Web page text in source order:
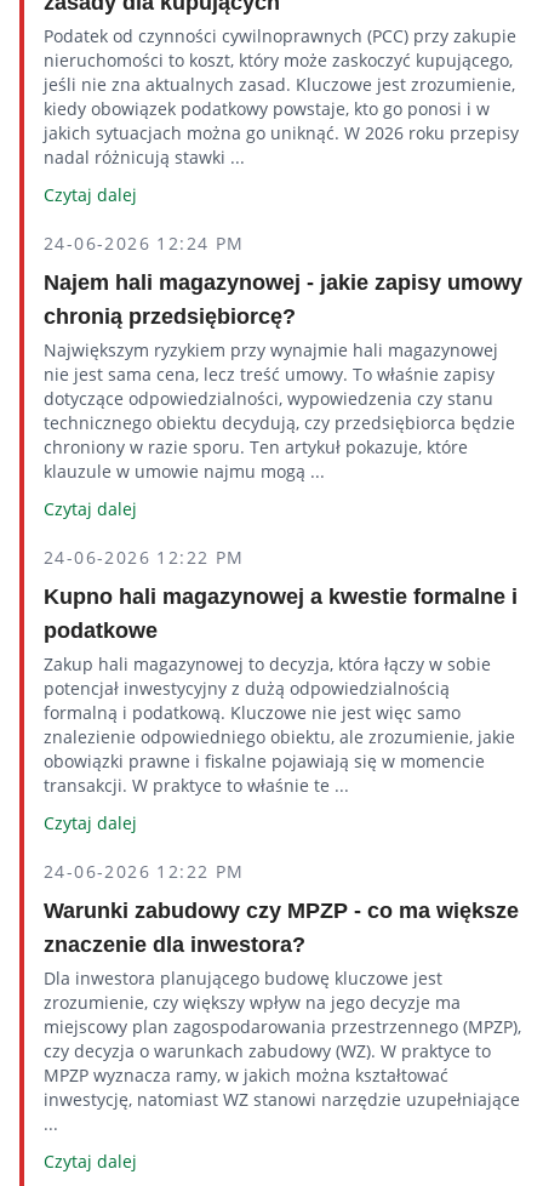
Podatek od czynności cywilnoprawnych (PCC) przy zakupie
nieruchomości to koszt, który może zaskoczyć kupującego,
jeśli nie zna aktualnych zasad. Kluczowe jest zrozumienie,
kiedy obowiązek podatkowy powstaje, kto go ponosi i w
jakich sytuacjach można go uniknąć. W 2026 roku przepisy
nadal różnicują stawki ...
Czytaj dalej
24-06-2026 12:24 PM
Najem hali magazynowej - jakie zapisy umowy
chronią przedsiębiorcę?
Największym ryzykiem przy wynajmie hali magazynowej
nie jest sama cena, lecz treść umowy. To właśnie zapisy
dotyczące odpowiedzialności, wypowiedzenia czy stanu
technicznego obiektu decydują, czy przedsiębiorca będzie
chroniony w razie sporu. Ten artykuł pokazuje, które
klauzule w umowie najmu mogą ...
Czytaj dalej
24-06-2026 12:22 PM
Kupno hali magazynowej a kwestie formalne i
podatkowe
Zakup hali magazynowej to decyzja, która łączy w sobie
potencjał inwestycyjny z dużą odpowiedzialnością
formalną i podatkową. Kluczowe nie jest więc samo
znalezienie odpowiedniego obiektu, ale zrozumienie, jakie
obowiązki prawne i fiskalne pojawiają się w momencie
transakcji. W praktyce to właśnie te ...
Czytaj dalej
24-06-2026 12:22 PM
Warunki zabudowy czy MPZP - co ma większe
znaczenie dla inwestora?
Dla inwestora planującego budowę kluczowe jest
zrozumienie, czy większy wpływ na jego decyzje ma
miejscowy plan zagospodarowania przestrzennego (MPZP),
czy decyzja o warunkach zabudowy (WZ). W praktyce to
MPZP wyznacza ramy, w jakich można kształtować
inwestycję, natomiast WZ stanowi narzędzie uzupełniające
...
Czytaj dalej